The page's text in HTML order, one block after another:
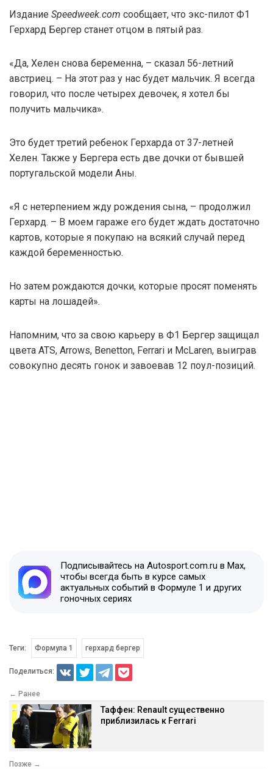
Издание Speedweek.com сообщает, что экс-пилот Ф1
Герхард Бергер станет отцом в пятый раз.
«Да, Хелен снова беременна, – сказал 56-летний
австриец. – На этот раз у нас будет мальчик. Я всегда
говорил, что после четырех девочек, я хотел бы
получить мальчика».
Это будет третий ребенок Герхарда от 37-летней
Хелен. Также у Бергера есть две дочки от бывшей
португальской модели Аны.
«Я с нетерпением жду рождения сына, – продолжил
Герхард. – В моем гараже его будет ждать достаточно
картов, которые я покупаю на всякий случай перед
каждой беременностью.
Но затем рождаются дочки, которые просят поменять
карты на лошадей».
Напомним, что за свою карьеру в Ф1 Бергер защищал
цвета ATS, Arrows, Benetton, Ferrari и McLaren, выиграв
совокупно десять гонок и завоевав 12 поул-позиций.
Подписывайтесь на Autosport.com.ru в Max,
чтобы всегда быть в курсе самых
актуальных событий в Формуле 1 и других
гоночных сериях
Теги: Формула 1 герхард бергер
Поделиться:
← Ранее
Таффен: Renault существенно
приблизилась к Ferrari
Позже →